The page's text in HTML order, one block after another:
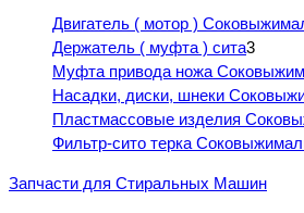
Двигатель ( мотор )
Держатель ( муфта ) сита3
Муфта привода ножа
Насадки, диски, шнеки
Пластмассовые изделия
Фильтр-сито терка
Запчасти для Стиральных Машин